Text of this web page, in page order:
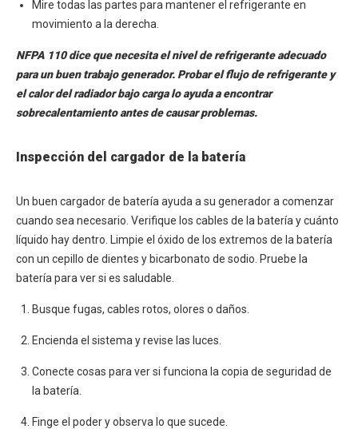
Mire todas las partes para mantener el refrigerante en
movimiento a la derecha.
NFPA 110 dice que necesita el nivel de refrigerante adecuado
para un buen trabajo generador. Probar el flujo de refrigerante y
el calor del radiador bajo carga lo ayuda a encontrar
sobrecalentamiento antes de causar problemas.
Inspección del cargador de la batería
Un buen cargador de batería ayuda a su generador a comenzar
cuando sea necesario. Verifique los cables de la batería y cuánto
líquido hay dentro. Limpie el óxido de los extremos de la batería
con un cepillo de dientes y bicarbonato de sodio. Pruebe la
batería para ver si es saludable.
Busque fugas, cables rotos, olores o daños.
Encienda el sistema y revise las luces.
Conecte cosas para ver si funciona la copia de seguridad de
la batería.
Finge el poder y observa lo que sucede.